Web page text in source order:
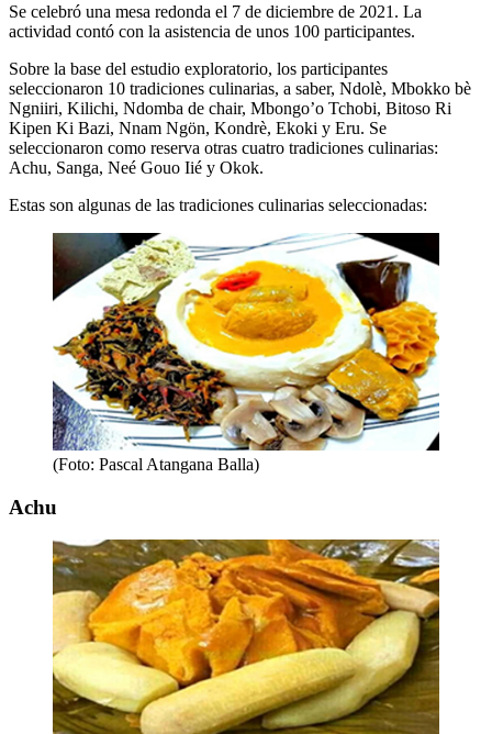
Se celebró una mesa redonda el 7 de diciembre de 2021. La
actividad contó con la asistencia de unos 100 participantes.
Sobre la base del estudio exploratorio, los participantes
seleccionaron 10 tradiciones culinarias, a saber, Ndolè, Mbokko bè
Ngniiri, Kilichi, Ndomba de chair, Mbongo’o Tchobi, Bitoso Ri
Kipen Ki Bazi, Nnam Ngön, Kondrè, Ekoki y Eru. Se
seleccionaron como reserva otras cuatro tradiciones culinarias:
Achu, Sanga, Neé Gouo Iié y Okok.
Estas son algunas de las tradiciones culinarias seleccionadas:
(Foto: Pascal Atangana Balla)
Achu